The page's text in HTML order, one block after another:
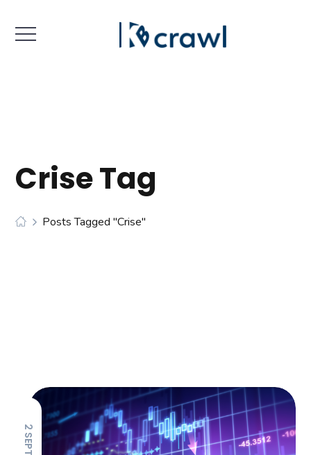
Crise Tag
Posts Tagged "crise"